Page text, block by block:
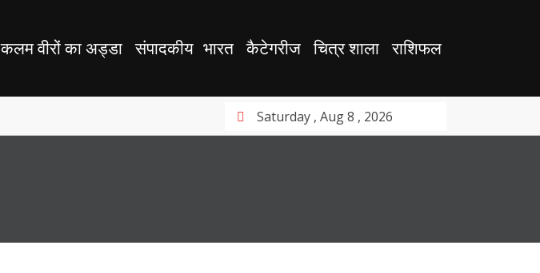
कलम वीरों का अड्डा संपादकीय भारत कैटेगरीज चित्र शाला राशिफल
Saturday , Aug 8 , 2026